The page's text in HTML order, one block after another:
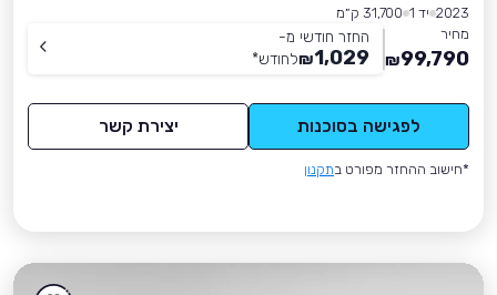
2023 יד 1
31,700 ק״מ
מחיר
99,790
₪
החזר חודשי מ-
1,029
₪לחודש*
לפגישה בסוכנות יצירת קשר
*חישוב ההחזר מפורט בתקנון